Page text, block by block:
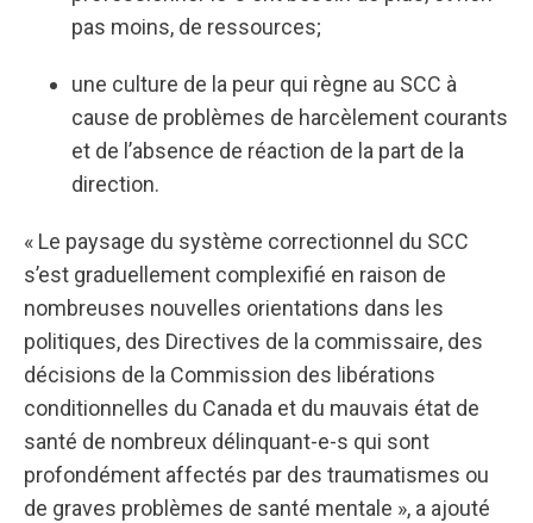
pas moins, de ressources;
une culture de la peur qui règne au SCC à
cause de problèmes de harcèlement courants
et de l’absence de réaction de la part de la
direction.
« Le paysage du système correctionnel du SCC
s’est graduellement complexifié en raison de
nombreuses nouvelles orientations dans les
politiques, des Directives de la commissaire, des
décisions de la Commission des libérations
conditionnelles du Canada et du mauvais état de
santé de nombreux délinquant-e-s qui sont
profondément affectés par des traumatismes ou
de graves problèmes de santé mentale », a ajouté